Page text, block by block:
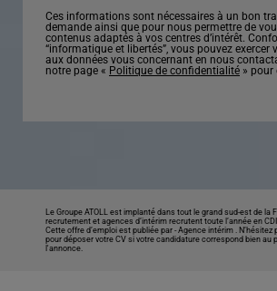
Ces informations sont nécessaires à un bon
demande ainsi que pour nous permettre de
contenus adaptés à vos centres d’intérêt.
“informatique et libertés”, vous pouvez exercer
aux données vous concernant en nous
notre page « Politique de confidentialité » pour
Le Groupe ATOLL est implanté dans tout le grand sud-est de la
recrutement et agences d’intérim recrutent toute l’année en
Cette offre d’emploi est publiée par -Agence intérim . N’hésitez
pour déposer votre CV si votre candidature correspond bien au
l'annonce.